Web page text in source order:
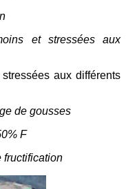
et stressées aux
aux différents
de gousses
F
fructification